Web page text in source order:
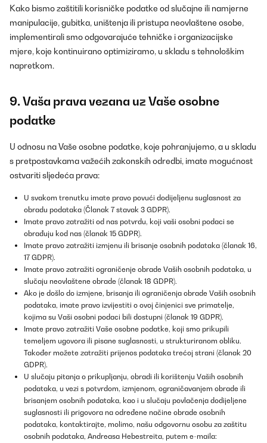
Kako bismo zaštitili korisničke podatke od slučajne ili namjerne
manipulacije, gubitka, uništenja ili pristupa neovlaštene osobe,
implementirali smo odgovarajuće tehničke i organizacijske
mjere, koje kontinuirano optimiziramo, u skladu s tehnološkim
napretkom.
9. Vaša prava vezana uz Vaše osobne
podatke
U odnosu na Vaše osobne podatke, koje pohranjujemo, a u skladu
s pretpostavkama važećih zakonskih odredbi, imate mogućnost
ostvariti sljedeća prava:
U svakom trenutku imate pravo povući dodijeljenu suglasnost za
obradu podataka (Članak 7 stavak 3 GDPR).
Imate pravo zatražiti od nas potvrdu, koji vaši osobni podaci se
obrađuju kod nas (članak 15 GDPR).
Imate pravo zatražiti izmjenu ili brisanje osobnih podataka (članak 16,
17 GDPR).
Imate pravo zatražiti ograničenje obrade Vaših osobnih podataka, u
slučaju neovlaštene obrade (članak 18 GDPR).
Ako je došlo do izmjene, brisanja ili ograničenja obrade Vaših osobnih
podataka, imate pravo izvijestiti o ovoj činjenici sve primatelje,
kojima su Vaši osobni podaci bili dostupni (članak 19 GDPR).
Imate pravo zatražiti Vaše osobne podatke, koji smo prikupili
temeljem ugovora ili pisane suglasnosti, u strukturiranom obliku.
Također možete zatražiti prijenos podataka trećoj strani (članak 20
GDPR).
U slučaju pitanja o prikupljanju, obradi ili korištenju Vaših osobnih
podataka, u vezi s potvrdom, izmjenom, ograničavanjem obrade ili
brisanjem osobnih podataka, kao i u slučaju povlačenja dodijeljene
suglasnosti ili prigovora na određene načine obrade osobnih
podataka, kontaktirajte, molimo, našu odgovornu osobu za zaštitu
osobnih podataka, Andreasa Hebestreita, putem e-maila: